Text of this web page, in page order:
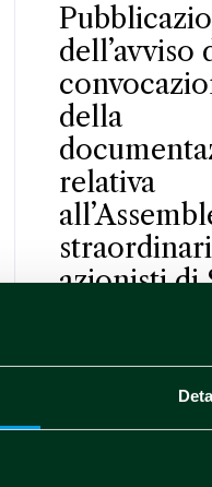
dell’avviso
della
relativa
azionisti di